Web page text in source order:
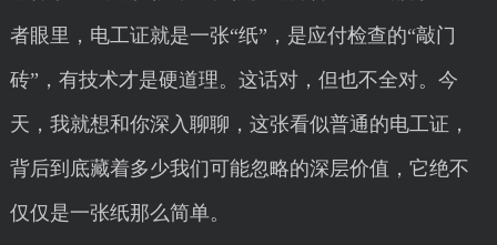
者眼里，电工证就是一张“纸”，是应付检查的“敲门
砖”，有技术才是硬道理。这话对，但也不全对。今
天，我就想和你深入聊聊，这张看似普通的电工证，
背后到底藏着多少我们可能忽略的深层价值，它绝不
仅仅是一张纸那么简单。